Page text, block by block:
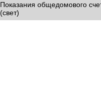
Показания общедомового
(свет)